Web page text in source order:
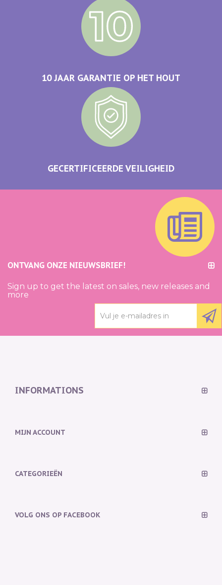
10 JAAR GARANTIE OP HET HOUT
GECERTIFICEERDE VEILIGHEID
ONTVANG ONZE NIEUWSBRIEF!
Sign up to get the latest on sales, new releases and
more
INFORMATIONS
MIJN ACCOUNT
CATEGORIEËN
VOLG ONS OP FACEBOOK